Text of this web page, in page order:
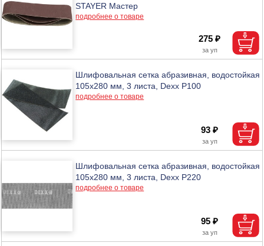
STAYER Мастер
подробнее о товаре
275 ₽
Шлифовальная сетка абразивная, водостойкая
105х280 мм, 3 листа, Dexx Р100
подробнее о товаре
93 ₽
Шлифовальная сетка абразивная, водостойкая
105х280 мм, 3 листа, Dexx Р220
подробнее о товаре
95 ₽